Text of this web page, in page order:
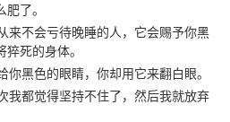
了。
来不会亏待晚睡的人，它会赐予你黑
死的身体。
你黑色的眼睛，你却用它来翻白眼。
我都觉得坚持不住了，然后我就放弃